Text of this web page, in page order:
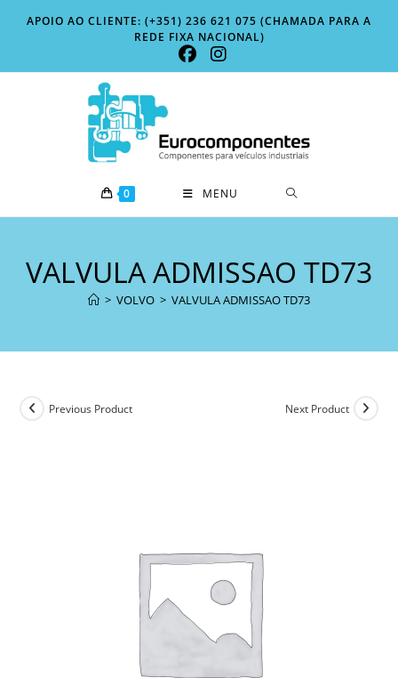
APOIO AO CLIENTE: (+351) 236 621 075 (CHAMADA PARA A
REDE FIXA NACIONAL)
0 MENU
VALVULA ADMISSAO TD73
> VOLVO > VALVULA ADMISSAO TD73
Previous Product Next Product